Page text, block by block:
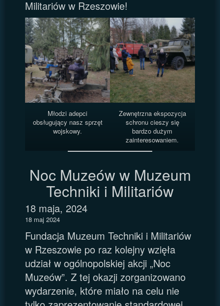
Militariów w Rzeszowie!
Młodzi adepci
obsługujący nasz sprzęt
wojskowy.
Zewnętrzna ekspozycja
schronu cieszy się
bardzo dużym
zainteresowaniem.
Noc Muzeów w Muzeum
Techniki i Militariów
18 maja, 2024
18 maj 2024
Fundacja Muzeum Techniki i Militariów
w Rzeszowie po raz kolejny wzięła
udział w ogólnopolskiej akcji „Noc
Muzeów”. Z tej okazji zorganizowano
wydarzenie, które miało na celu nie